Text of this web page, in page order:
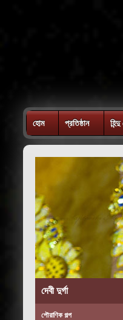
হোম প্রতিষ্ঠান
দেবী দুর্গা
পৌরাণিক গল্প